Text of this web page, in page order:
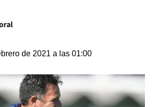
de 2021 a las 01:00